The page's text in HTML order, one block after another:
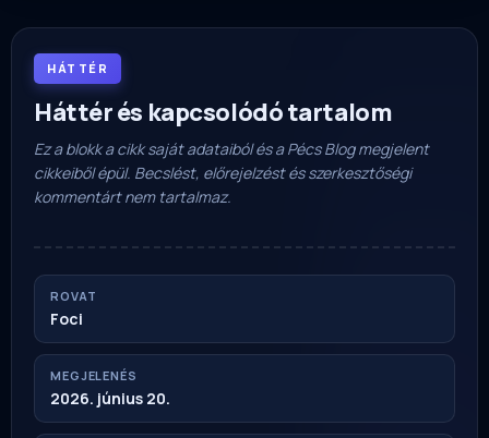
HÁTTÉR
Háttér és kapcsolódó tartalom
Ez a blokk a cikk saját adataiból és a Pécs Blog megjelent
cikkeiből épül. Becslést, előrejelzést és szerkesztőségi
kommentárt nem tartalmaz.
ROVAT
Foci
MEGJELENÉS
2026. június 20.